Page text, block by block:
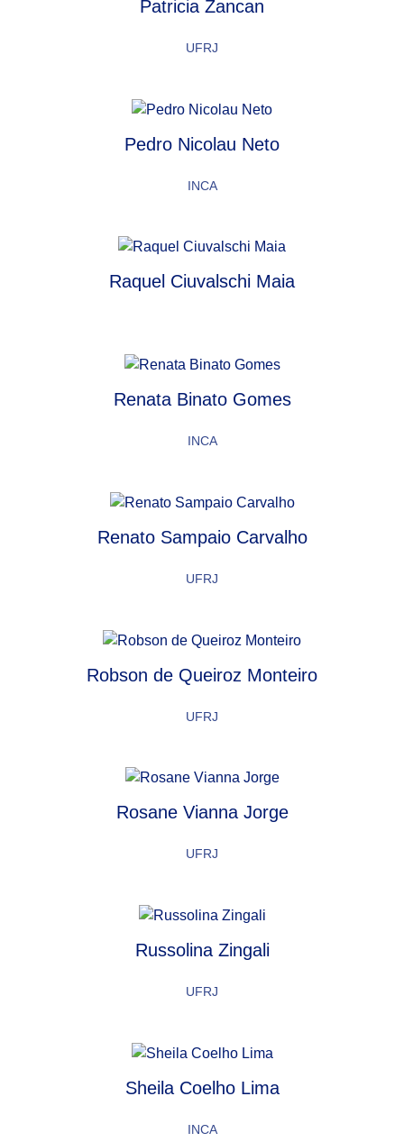
Patricia Zancan
UFRJ
Pedro Nicolau Neto
INCA
Raquel Ciuvalschi Maia
Renata Binato Gomes
INCA
Renato Sampaio Carvalho
UFRJ
Robson de Queiroz Monteiro
UFRJ
Rosane Vianna Jorge
UFRJ
Russolina Zingali
UFRJ
Sheila Coelho Lima
INCA